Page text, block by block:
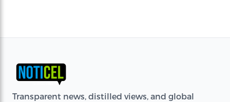
Transparent news, distilled views, and global